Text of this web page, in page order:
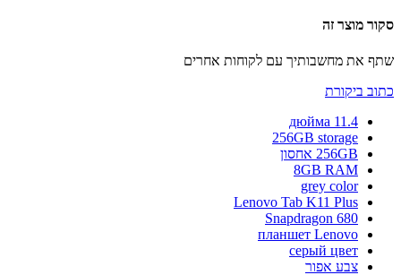
סקור מוצר זה
שתף את מחשבותיך עם לקוחות אחרים
כתוב ביקורת
11.4 дюйма
256GB storage
256GB אחסון
8GB RAM
grey color
Lenovo Tab K11 Plus
Snapdragon 680
планшет Lenovo
серый цвет
צבע אפור